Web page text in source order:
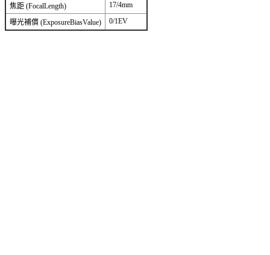
焦距 (FocalLength) 17/4mm
曝光補償 (ExposureBiasValue) 0/1EV